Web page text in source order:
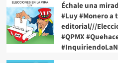
Échale una
#Luy #Monero a
editorial///
#QPMX